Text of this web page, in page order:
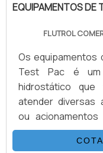
EQUIPAMENTOS DE
FLUTROL
Os
Test Pac é um
hidrostático que
atender diversas
ou
dos